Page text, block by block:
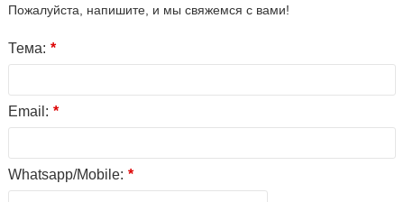
Пожалуйста, напишите, и мы свяжемся с вами!
Тема: *
Email: *
Whatsapp/Mobile: *